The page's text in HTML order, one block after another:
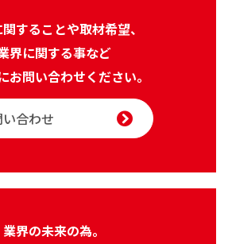
することや取材希望、
界に関する事など
お問い合わせください。
合わせ
業界の未来の為。